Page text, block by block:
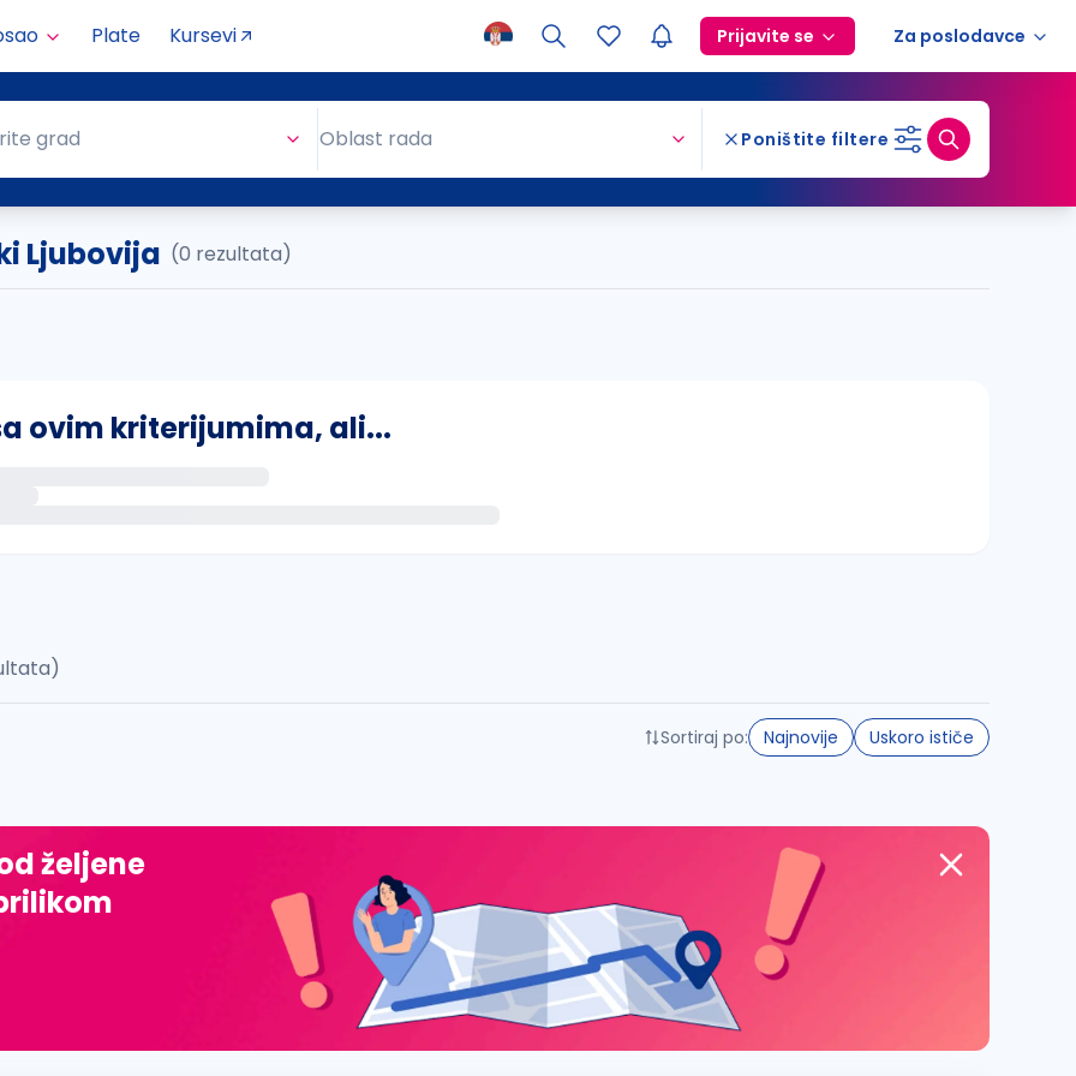
Plate Kursevi Prijavite se Za poslodavce
grad Oblast rada Poništite filtere
Ljubovija (0 rezultata)
ovim kriterijumima, ali...
đ, ž, dž)
Sortiraj po: Najnovije Uskoro ističe
željene